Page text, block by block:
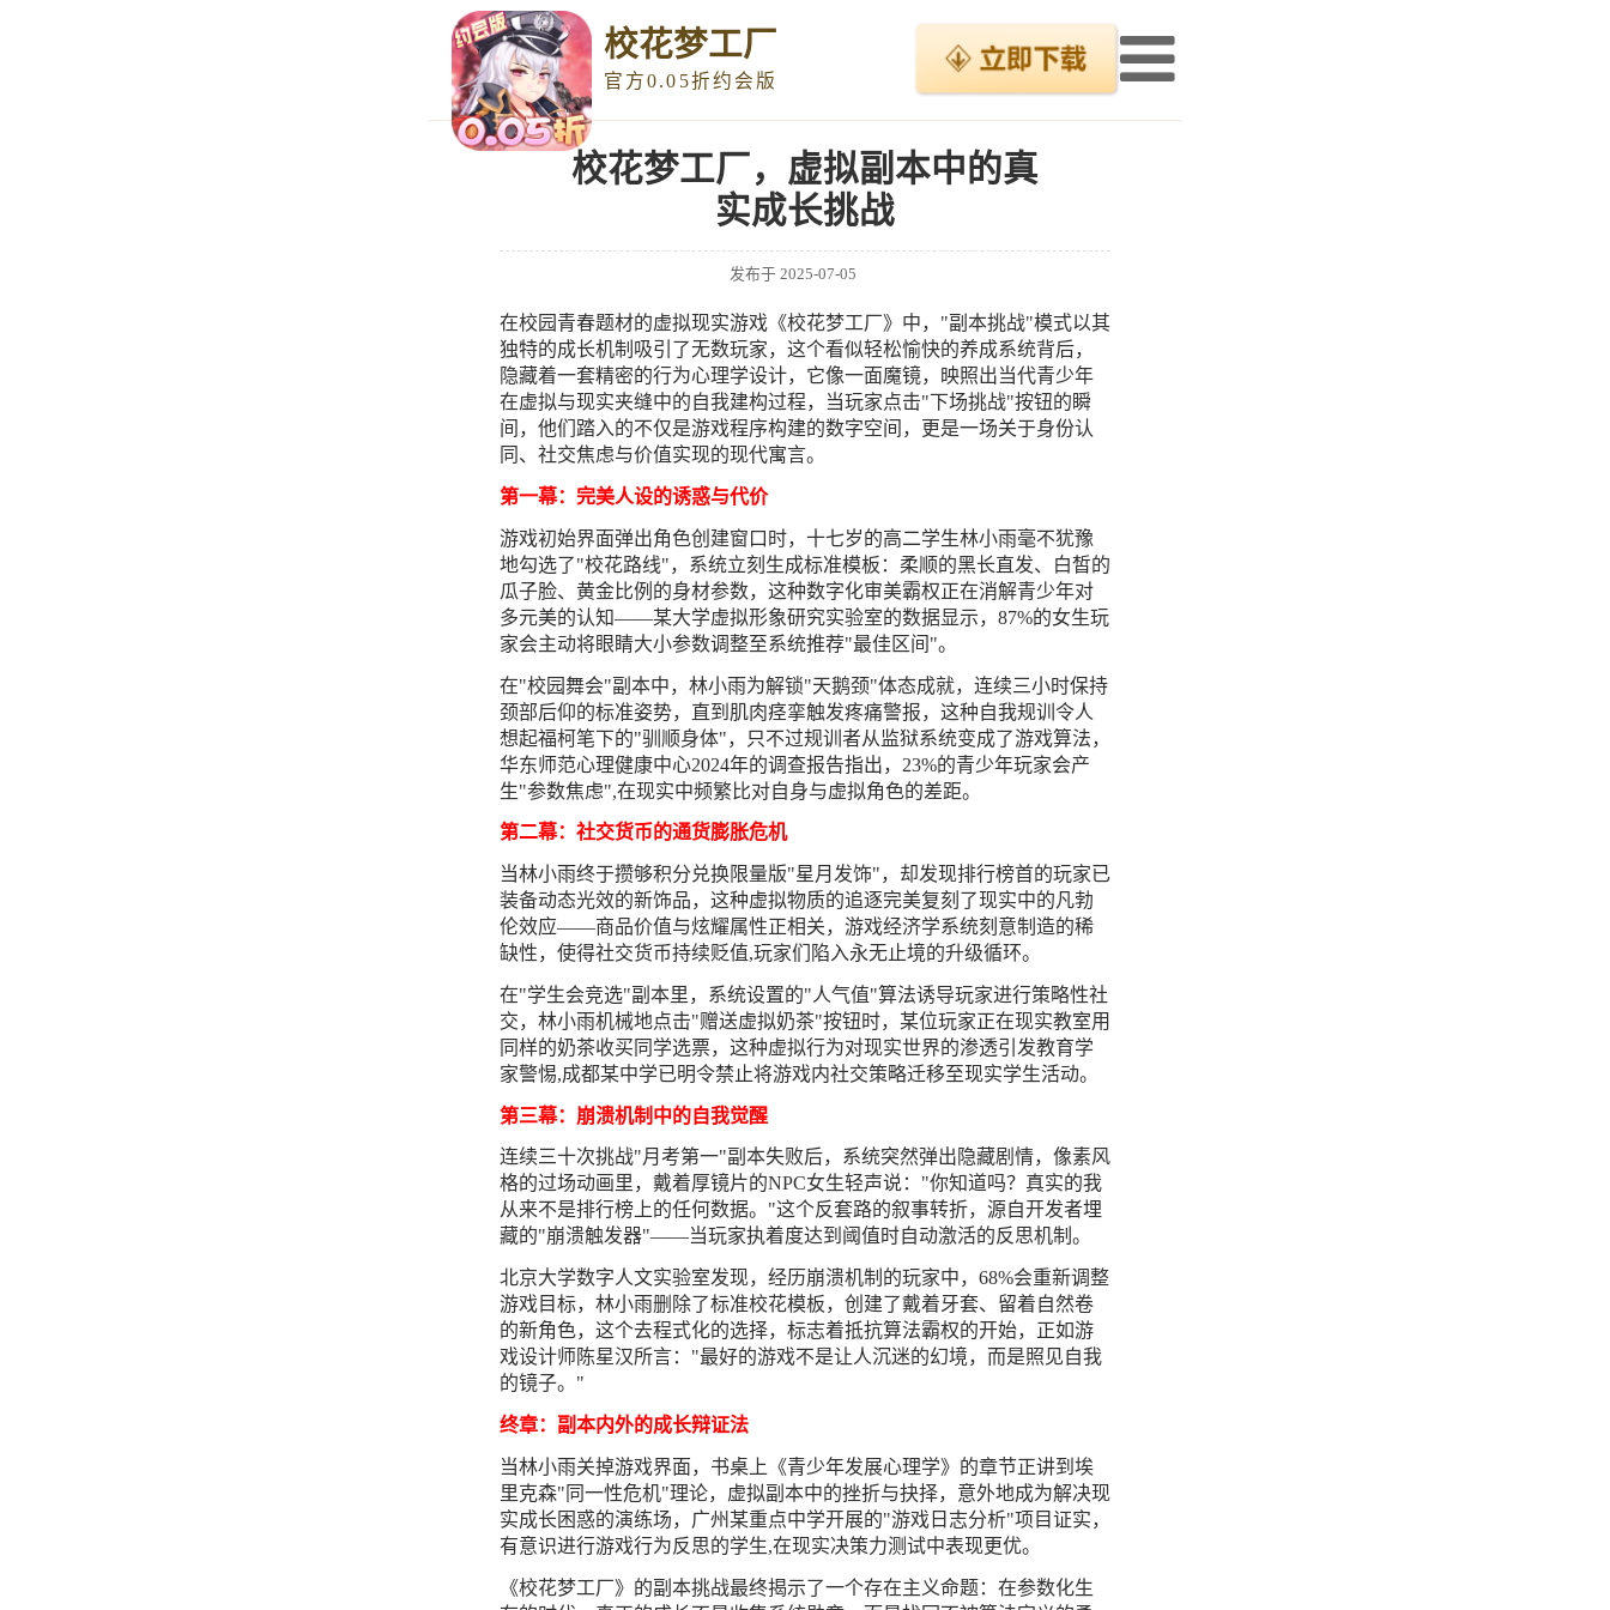
校花梦工厂
官方0.05折约会版
校花梦工厂，虚拟副本中的真
实成长挑战
发布于 2025-07-05
在校园青春题材的虚拟现实游戏《校花梦工厂》中，"副本挑战"模式以其
独特的成长机制吸引了无数玩家，这个看似轻松愉快的养成系统背后，
隐藏着一套精密的行为心理学设计，它像一面魔镜，映照出当代青少年
在虚拟与现实夹缝中的自我建构过程，当玩家点击"下场挑战"按钮的瞬
间，他们踏入的不仅是游戏程序构建的数字空间，更是一场关于身份认
同、社交焦虑与价值实现的现代寓言。
第一幕：完美人设的诱惑与代价
游戏初始界面弹出角色创建窗口时，十七岁的高二学生林小雨毫不犹豫
地勾选了"校花路线"，系统立刻生成标准模板：柔顺的黑长直发、白皙的
瓜子脸、黄金比例的身材参数，这种数字化审美霸权正在消解青少年对
多元美的认知——某大学虚拟形象研究实验室的数据显示，87%的女生玩
家会主动将眼睛大小参数调整至系统推荐"最佳区间"。
在"校园舞会"副本中，林小雨为解锁"天鹅颈"体态成就，连续三小时保持
颈部后仰的标准姿势，直到肌肉痉挛触发疼痛警报，这种自我规训令人
想起福柯笔下的"驯顺身体"，只不过规训者从监狱系统变成了游戏算法，
华东师范心理健康中心2024年的调查报告指出，23%的青少年玩家会产
生"参数焦虑",在现实中频繁比对自身与虚拟角色的差距。
第二幕：社交货币的通货膨胀危机
当林小雨终于攒够积分兑换限量版"星月发饰"，却发现排行榜首的玩家已
装备动态光效的新饰品，这种虚拟物质的追逐完美复刻了现实中的凡勃
伦效应——商品价值与炫耀属性正相关，游戏经济学系统刻意制造的稀
缺性，使得社交货币持续贬值,玩家们陷入永无止境的升级循环。
在"学生会竞选"副本里，系统设置的"人气值"算法诱导玩家进行策略性社
交，林小雨机械地点击"赠送虚拟奶茶"按钮时，某位玩家正在现实教室用
同样的奶茶收买同学选票，这种虚拟行为对现实世界的渗透引发教育学
家警惕,成都某中学已明令禁止将游戏内社交策略迁移至现实学生活动。
第三幕：崩溃机制中的自我觉醒
连续三十次挑战"月考第一"副本失败后，系统突然弹出隐藏剧情，像素风
格的过场动画里，戴着厚镜片的NPC女生轻声说："你知道吗？真实的我
从来不是排行榜上的任何数据。"这个反套路的叙事转折，源自开发者埋
藏的"崩溃触发器"——当玩家执着度达到阈值时自动激活的反思机制。
北京大学数字人文实验室发现，经历崩溃机制的玩家中，68%会重新调整
游戏目标，林小雨删除了标准校花模板，创建了戴着牙套、留着自然卷
的新角色，这个去程式化的选择，标志着抵抗算法霸权的开始，正如游
戏设计师陈星汉所言："最好的游戏不是让人沉迷的幻境，而是照见自我
的镜子。"
终章：副本内外的成长辩证法
当林小雨关掉游戏界面，书桌上《青少年发展心理学》的章节正讲到埃
里克森"同一性危机"理论，虚拟副本中的挫折与抉择，意外地成为解决现
实成长困惑的演练场，广州某重点中学开展的"游戏日志分析"项目证实，
有意识进行游戏行为反思的学生,在现实决策力测试中表现更优。
《校花梦工厂》的副本挑战最终揭示了一个存在主义命题：在参数化生